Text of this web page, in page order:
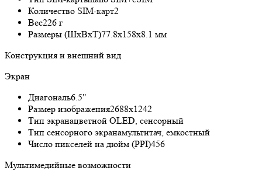
Количество SIM-карт2
Вес226 г
Размеры (ШxВxТ)77.8x158x8.1 мм
Конструкция и внешний вид
Экран
Диагональ6.5"
Размер изображения2688x1242
Тип экранацветной OLED, сенсорный
Тип сенсорного экранамультитач, емкостный
Число пикселей на дюйм (PPI)456
Мультимедийные возможности